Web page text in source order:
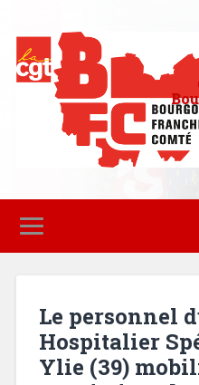
Le personnel
Hospitalier
Ylie (39)